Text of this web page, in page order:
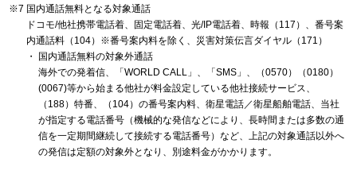
国内通話無料となる対象通話
ドコモ/他社携帯電話着、固定電話着、光/IP電話着、時報（117）、番号案
内通話料（104）※番号案内料を除く、災害対策伝言ダイヤル（171）
国内通話無料の対象外通話
海外での発着信、「WORLD CALL」、「SMS」、（0570）（0180）
(0067)等から始まる他社が料金設定している他社接続サービス、
（188）特番、（104）の番号案内料、衛星電話／衛星船舶電話、当社
が指定する電話番号（機械的な発信などにより、長時間または多数の通
信を一定期間継続して接続する電話番号）など、上記の対象通話以外へ
の発信は定額の対象外となり、別途料金がかかります。